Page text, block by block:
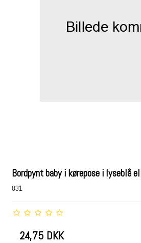
Bordpynt baby i kørepose i lyseblå
831
24,75 DKK